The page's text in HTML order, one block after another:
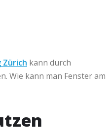
Zürich kann durch
Wie kann man Fenster am